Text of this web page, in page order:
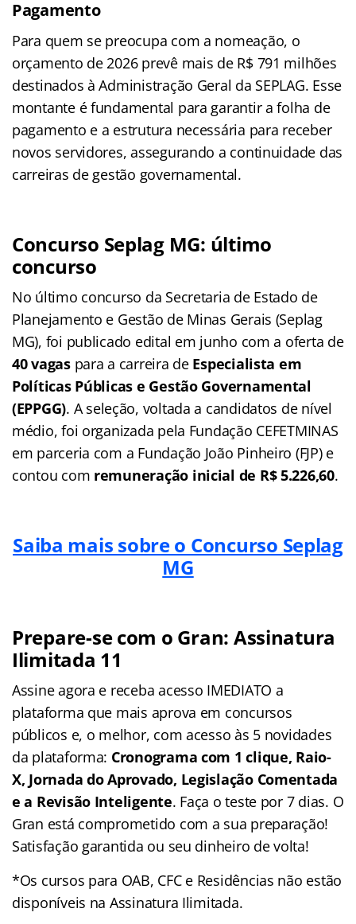
Pagamento
Para quem se preocupa com a nomeação, o
orçamento de 2026 prevê mais de R$ 791 milhões
destinados à Administração Geral da SEPLAG. Esse
montante é fundamental para garantir a folha de
pagamento e a estrutura necessária para receber
novos servidores, assegurando a continuidade das
carreiras de gestão governamental.
Concurso Seplag MG: último
concurso
No último concurso da Secretaria de Estado de
Planejamento e Gestão de Minas Gerais (Seplag
MG), foi publicado edital em junho com a oferta de
40 vagaspara a carreira de Especialista em
Políticas Públicas e Gestão Governamental
(EPPGG). A seleção, voltada a candidatos de nível
médio, foi organizada pela Fundação CEFETMINAS
em parceria com a Fundação João Pinheiro (FJP) e
contou com remuneração inicial de R$ 5.226,60.
Saiba mais sobre o Concurso Seplag
MG
Prepare-se com o Gran: Assinatura
Ilimitada 11
Assine agora e receba acesso IMEDIATO a
plataforma que mais aprova em concursos
públicos e, o melhor, com acesso às 5 novidades
da plataforma: Cronograma com 1 clique, Raio-
X, Jornada do Aprovado, Legislação Comentada
e a Revisão Inteligente. Faça o teste por 7 dias. O
Gran está comprometido com a sua preparação!
Satisfação garantida ou seu dinheiro de volta!
*Os cursos para OAB, CFC e Residências não estão
disponíveis na Assinatura Ilimitada.